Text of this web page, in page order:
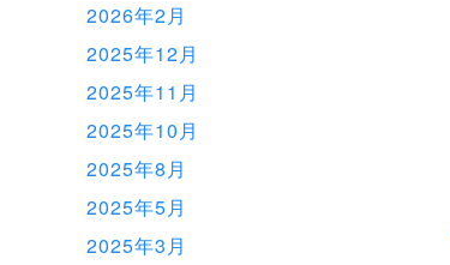
2026年2月
2025年12月
2025年11月
2025年10月
2025年8月
2025年5月
2025年3月